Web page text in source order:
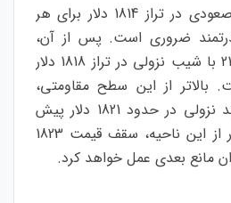
لمس مجدد 50-SMA صعودی در تراز 1814 دلار برای هر
ضروری است. پس از آن،
میانگین متحرک ساده 21 با شیب نزولی در تراز 1818 دلار
بالاتر از این سطح مقاومتی،
قیمت تا لمس خط روند نزولی در حدود 1821 دلار پیش
می رود. در صورت عبور از این ناحیه، سقف قیمت 1823
مانع بعدی عمل خواهد کرد.